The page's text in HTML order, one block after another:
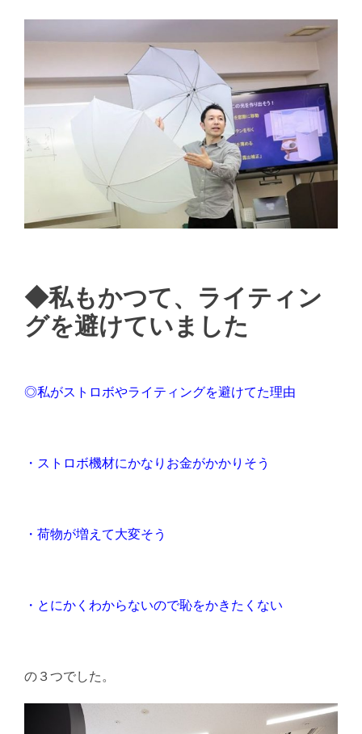
◆私もかつて、ライティン
グを避けていました
◎私がストロボやライティングを避けてた理由
・ストロボ機材にかなりお金がかかりそう
・荷物が増えて大変そう
・とにかくわからないので恥をかきたくない
の３つでした。